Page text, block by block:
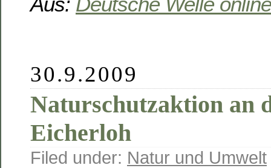
30.9.2009
Naturschutzaktion an
Eicherloh
Filed under: Natur und Umwelt